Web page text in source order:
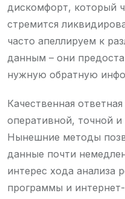
дискомфорт, который
стремится
часто апеллируем к
данным – они
нужную обратную
Качественная
оперативной, точной
Нынешние методы
данные почти
интерес хода анализа
программы и